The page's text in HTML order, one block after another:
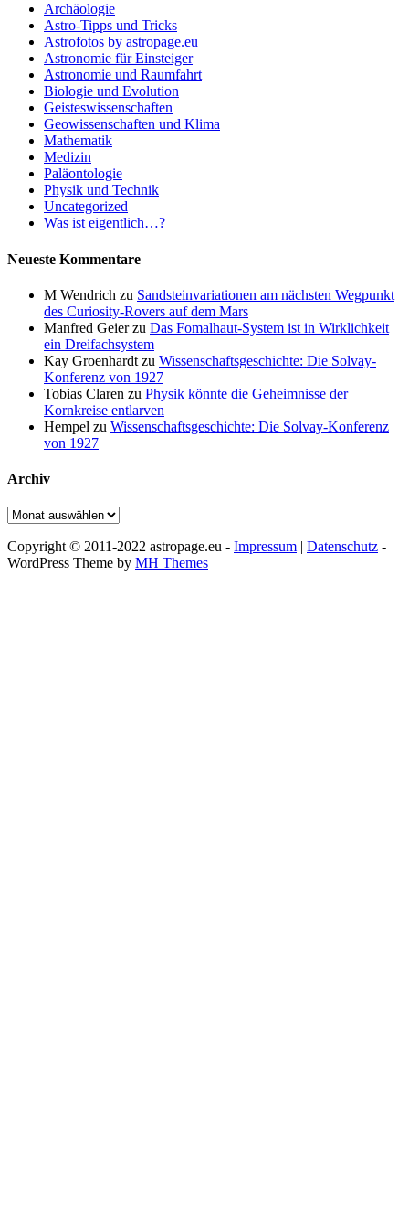
Archäologie
Astro-Tipps und Tricks
Astrofotos by astropage.eu
Astronomie für Einsteiger
Astronomie und Raumfahrt
Biologie und Evolution
Geisteswissenschaften
Geowissenschaften und Klima
Mathematik
Medizin
Paläontologie
Physik und Technik
Uncategorized
Was ist eigentlich…?
Neueste Kommentare
M Wendrich zu Sandsteinvariationen am nächsten Wegpunkt
des Curiosity-Rovers auf dem Mars
Manfred Geierzu Das Fomalhaut-System ist in Wirklichkeit
ein Dreifachsystem
Kay Groenhardt zu Wissenschaftsgeschichte: Die Solvay-
Konferenz von 1927
Tobias Claren zu Physik könnte die Geheimnisse der
Kornkreise entlarven
Hempel zu Wissenschaftsgeschichte: Die Solvay-Konferenz
von 1927
Archiv
Archiv
Copyright © 2011-2022 astropage.eu - Impressum | Datenschutz -
WordPress Theme by MH Themes